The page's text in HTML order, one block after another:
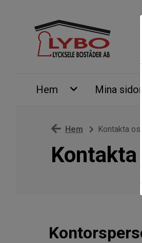
Hem Mina sidor
Hem Kontakta oss